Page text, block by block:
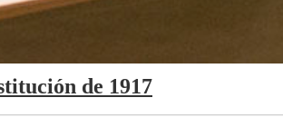
de 1917